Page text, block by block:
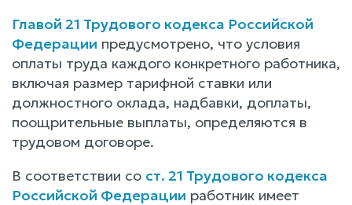
Главой 21 Трудового кодекса Российской
Федерации предусмотрено, что условия
оплаты труда каждого конкретного работника,
включая размер тарифной ставки или
должностного оклада, надбавки, доплаты,
поощрительные выплаты, определяются в
трудовом договоре.
В соответствии со ст. 21 Трудового кодекса
Российской Федерации работник имеет